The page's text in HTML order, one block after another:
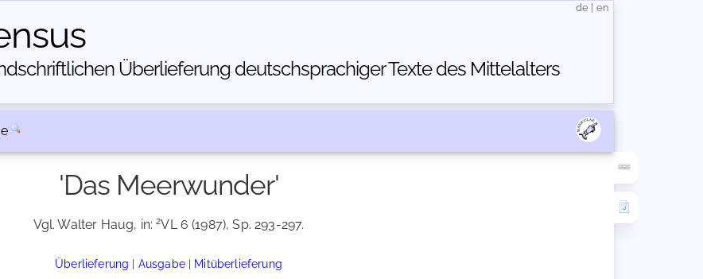
Über­lieferung deutschsprachiger Texte des Mittelalters
de en
'Das Meerwunder'
Vgl. Walter Haug, in:2VL 6 (1987), Sp. 293-297.
Überlieferung | Ausgabe| Mitüberlieferung